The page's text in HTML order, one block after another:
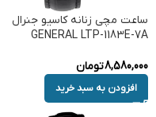
ساعت مچی زنانه کاسیو جنرال
GENERAL LTP-1183E-7A
8,580,000تومان
افزودن به سبد خرید